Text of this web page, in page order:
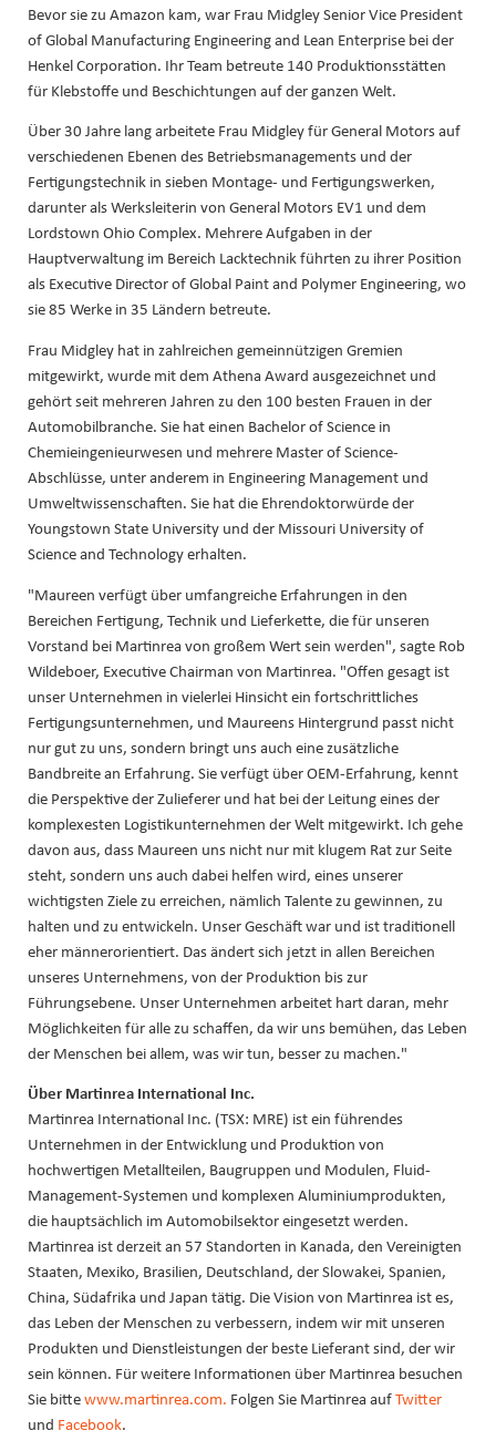
Bevor sie zu Amazon kam, war Frau Midgley Senior Vice President
of Global Manufacturing Engineering and Lean Enterprise bei der
Henkel Corporation. Ihr Team betreute 140 Produktionsstätten
für Klebstoffe und Beschichtungen auf der ganzen Welt.
Über 30 Jahre lang arbeitete Frau Midgley für General Motors auf
verschiedenen Ebenen des Betriebsmanagements und der
Fertigungstechnik in sieben Montage- und Fertigungswerken,
darunter als Werksleiterin von General Motors EV1 und dem
Lordstown Ohio Complex. Mehrere Aufgaben in der
Hauptverwaltung im Bereich Lacktechnik führten zu ihrer Position
als Executive Director of Global Paint and Polymer Engineering, wo
sie 85 Werke in 35 Ländern betreute.
Frau Midgley hat in zahlreichen gemeinnützigen Gremien
mitgewirkt, wurde mit dem Athena Award ausgezeichnet und
gehört seit mehreren Jahren zu den 100 besten Frauen in der
Automobilbranche. Sie hat einen Bachelor of Science in
Chemieingenieurwesen und mehrere Master of Science-
Abschlüsse, unter anderem in Engineering Management und
Umweltwissenschaften. Sie hat die Ehrendoktorwürde der
Youngstown State University und der Missouri University of
Science and Technology erhalten.
"Maureen verfügt über umfangreiche Erfahrungen in den
Bereichen Fertigung, Technik und Lieferkette, die für unseren
Vorstand bei Martinrea von großem Wert sein werden", sagte Rob
Wildeboer, Executive Chairman von Martinrea. "Offen gesagt ist
unser Unternehmen in vielerlei Hinsicht ein fortschrittliches
Fertigungsunternehmen, und Maureens Hintergrund passt nicht
nur gut zu uns, sondern bringt uns auch eine zusätzliche
Bandbreite an Erfahrung. Sie verfügt über OEM-Erfahrung, kennt
die Perspektive der Zulieferer und hat bei der Leitung eines der
komplexesten Logistikunternehmen der Welt mitgewirkt. Ich gehe
davon aus, dass Maureen uns nicht nur mit klugem Rat zur Seite
steht, sondern uns auch dabei helfen wird, eines unserer
wichtigsten Ziele zu erreichen, nämlich Talente zu gewinnen, zu
halten und zu entwickeln. Unser Geschäft war und ist traditionell
eher männerorientiert. Das ändert sich jetzt in allen Bereichen
unseres Unternehmens, von der Produktion bis zur
Führungsebene. Unser Unternehmen arbeitet hart daran, mehr
Möglichkeiten für alle zu schaffen, da wir uns bemühen, das Leben
der Menschen bei allem, was wir tun, besser zu machen."
Über Martinrea International Inc.
Martinrea International Inc. (TSX: MRE) ist ein führendes
Unternehmen in der Entwicklung und Produktion von
hochwertigen Metallteilen, Baugruppen und Modulen, Fluid-
Management-Systemen und komplexen Aluminiumprodukten,
die hauptsächlich im Automobilsektor eingesetzt werden.
Martinrea ist derzeit an 57 Standorten in Kanada, den Vereinigten
Staaten, Mexiko, Brasilien, Deutschland, der Slowakei, Spanien,
China, Südafrika und Japan tätig. Die Vision von Martinrea ist es,
das Leben der Menschen zu verbessern, indem wir mit unseren
Produkten und Dienstleistungen der beste Lieferant sind, der wir
sein können. Für weitere Informationen über Martinrea besuchen
Sie bittewww.martinrea.com. Folgen Sie Martinrea aufTwitter
und Facebook.